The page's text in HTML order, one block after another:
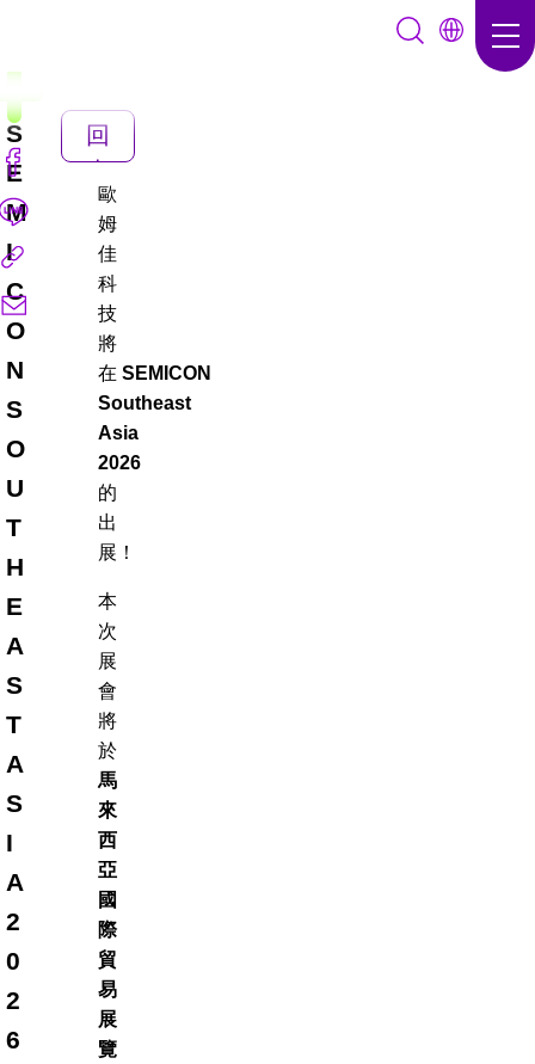
S
E
M
I
C
O
N
S
O
U
T
H
E
A
S
T
A
S
I
A
2
0
2
6
歐
姆
佳
科
技
將
在 SEMICON
Southeast
Asia
2026
的
出
展！
本
次
展
會
將
於
馬
來
西
亞
國
際
貿
易
展
覽
回
上
頁